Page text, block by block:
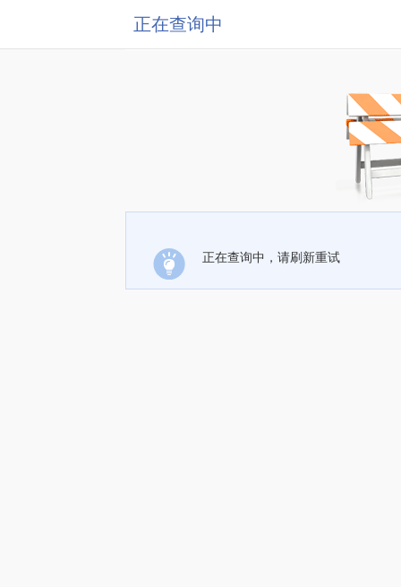
正在查询中
正在查询中，请刷新重试